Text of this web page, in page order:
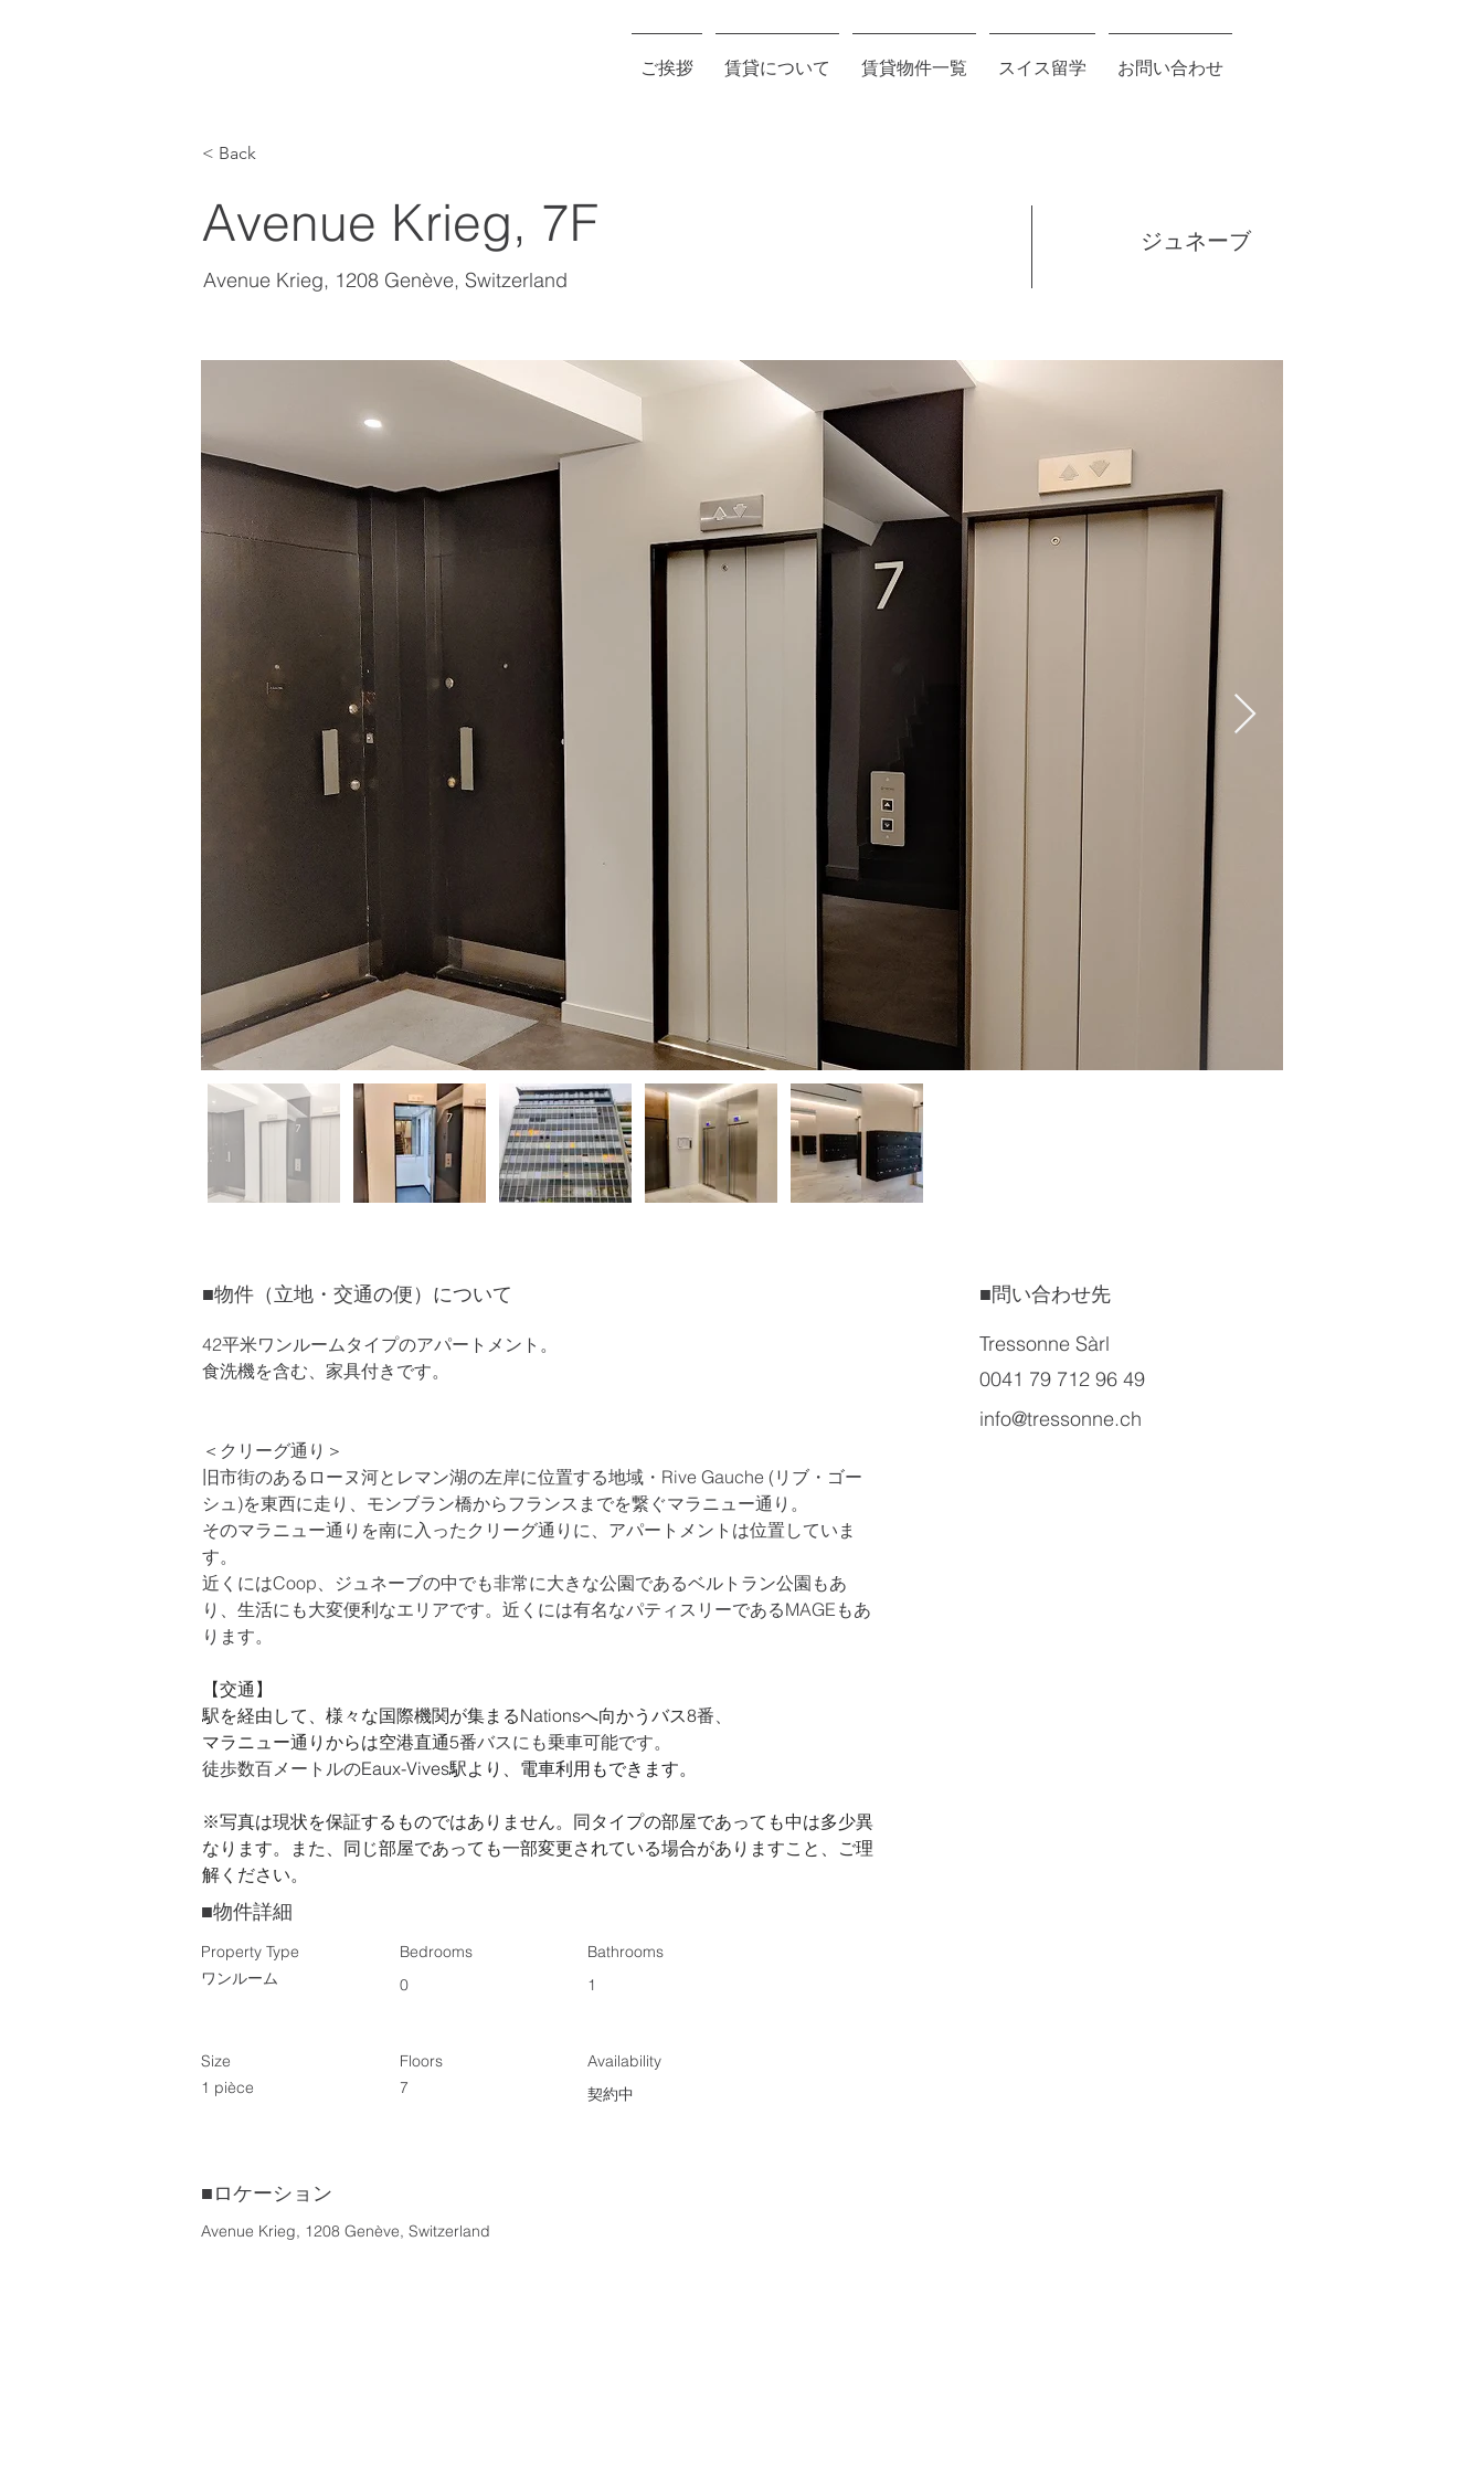
ご挨拶 賃貸について 賃貸物件一覧 スイス留学 お問い合わせ
< Back
Avenue Krieg, 7F
Avenue Krieg, 1208 Genève, Switzerland
ジュネーブ
​■物件（立地・交通の便）について
42平米ワンルームタイプのアパートメント。
食洗機を含む、家具付きです。
＜クリーグ通り＞
旧市街のあるローヌ河とレマン湖の左岸に位置する地域・Rive Gauche (リブ・ゴー
シュ)を東西に走り、モンブラン橋からフランスまでを繋ぐマラニュー通り。
そのマラニュー通りを南に入ったクリーグ通りに、アパートメントは位置していま
す。
近くにはCoop、ジュネーブの中でも非常に大きな公園であるベルトラン公園もあ
り、生活にも大変便利なエリアです。近くには有名なパティスリーであるMAGEもあ
ります。
【交通】
駅を経由して、様々な国際機関が集まるNationsへ向かうバス8番、
マラニュー通りからは空港直通5番バスにも乗車可能です。
徒歩数百メートルのEaux-Vives駅より、電車利用もできます。
※写真は現状を保証するものではありません。同タイプの部屋であっても中は多少異
なります。また、同じ部屋であっても一部変更されている場合がありますこと、ご理
解ください。
​■問い合わせ先
Tressonne Sàrl
0041 79 712 96 49
info@tressonne.ch
■物件詳細
Property Type
ワンルーム
Bedrooms
0
Bathrooms
1
Size
1 pièce
Floors
7
Availability
契約中
■ロケーション
Avenue Krieg, 1208 Genève, Switzerland